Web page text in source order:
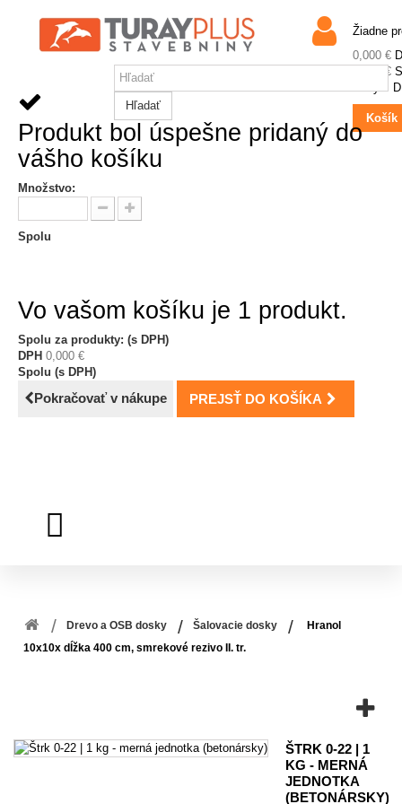
Hľadať
Žiadne
0,000 €
0,000 €
Ceny s
Košík
Produkt bol úspešne pridaný do
vášho košíku
Množstvo:
Spolu
Vo vašom košíku je 1 produkt.
Spolu za produkty: (s DPH)
DPH 0,000 €
Spolu (s DPH)
Pokračovať v nákupe PREJSŤ DO KOŠÍKA
Drevo a OSB dosky Šalovacie dosky
Hranol
10x10x dĺžka 400 cm, smrekové rezivo II. tr.
ŠTRK 0-22 | 1
KG - MERNÁ
JEDNOTKA
(BETONÁRSKY)